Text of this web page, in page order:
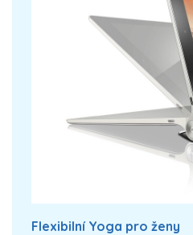
Flexibilní Yoga pro ženy